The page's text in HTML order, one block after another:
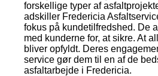
forskellige typer af
adskiller Fredericia
fokus på kundetilfredshed. De
med kunderne for, at sikre. At
bliver opfyldt. Deres
service gør dem til en af de
asfaltarbejde i Fredericia.